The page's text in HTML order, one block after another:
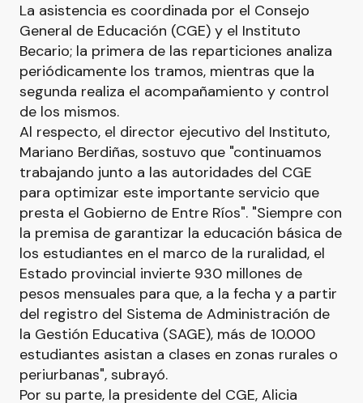
La asistencia es coordinada por el Consejo
General de Educación (CGE) y el Instituto
Becario; la primera de las reparticiones analiza
periódicamente los tramos, mientras que la
segunda realiza el acompañamiento y control
de los mismos.
Al respecto, el director ejecutivo del Instituto,
Mariano Berdiñas, sostuvo que "continuamos
trabajando junto a las autoridades del CGE
para optimizar este importante servicio que
presta el Gobierno de Entre Ríos". "Siempre con
la premisa de garantizar la educación básica de
los estudiantes en el marco de la ruralidad, el
Estado provincial invierte 930 millones de
pesos mensuales para que, a la fecha y a partir
del registro del Sistema de Administración de
la Gestión Educativa (SAGE), más de 10.000
estudiantes asistan a clases en zonas rurales o
periurbanas", subrayó.
Por su parte, la presidente del CGE, Alicia